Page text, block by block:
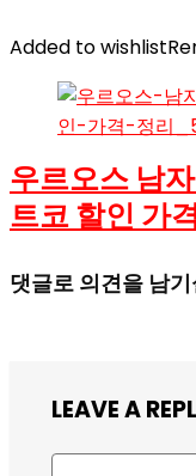
Added to wishlist
우르오스 남
트코 할인 가
댓글로 의견을 남
LEAVE A